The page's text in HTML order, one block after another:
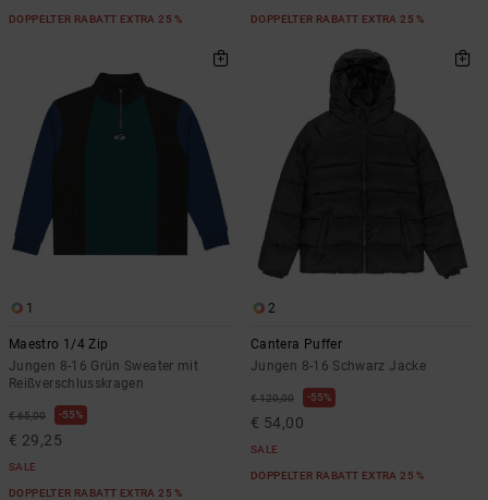
DOPPELTER RABATT EXTRA 25 % DOPPELTER RABATT EXTRA 25 %
1
Maestro 1/4 Zip
Jungen 8-16 Grün Sweater mit
Reißverschlusskragen
€ 65,00 55%
€ 29,25
SALE
DOPPELTER RABATT EXTRA 25 %
2
Cantera Puffer
Jungen 8-16 Schwarz Jacke
€ 120,00 55%
€ 54,00
SALE
DOPPELTER RABATT EXTRA 25 %